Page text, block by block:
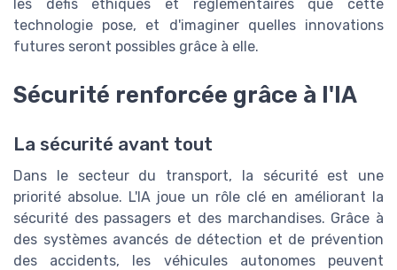
les défis éthiques et réglementaires que cette
technologie pose, et d'imaginer quelles innovations
futures seront possibles grâce à elle.
Sécurité renforcée grâce à l'IA
La sécurité avant tout
Dans le secteur du transport, la sécurité est une
priorité absolue. L'IA joue un rôle clé en améliorant la
sécurité des passagers et des marchandises. Grâce à
des systèmes avancés de détection et de prévention
des accidents, les véhicules autonomes peuvent